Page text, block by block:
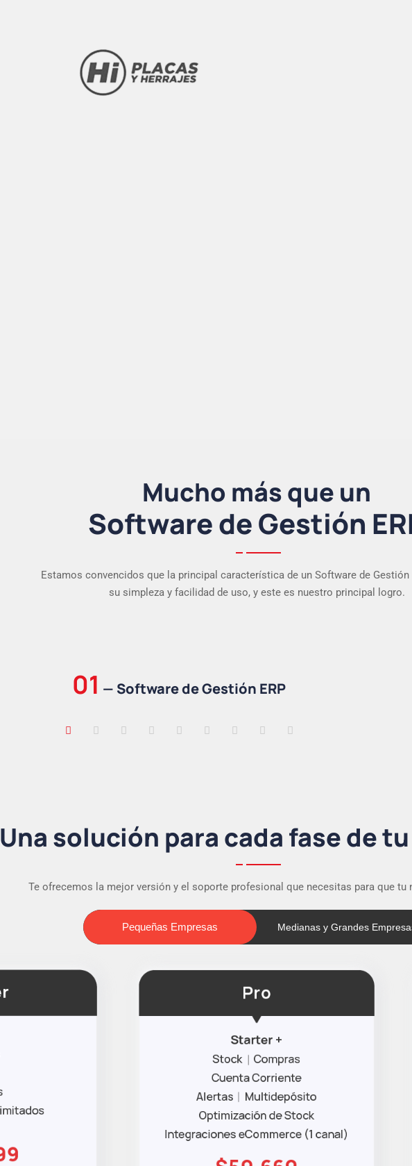
Mucho más que un
Software de Gestión
Estamos convencidos que la principal característica de un Software de Gestión
su simpleza y facilidad de uso, y este es nuestro principal logro.
01 — Software de Gestión ERP
02—Business Intelligence
03— E-commerce B2C
04— E-commerce B2B
05—CRM
06 — App Punto de Venta (POS)
07—App para Viajantes
08— Plataforma Web para Clientes
09—Integraciones
Una solución para cada fase de
Te ofrecemos la mejor versión y el soporte profesional que necesitas para que tu
Pequeñas Empresas
Pequeñas Empresas Medianas y Grandes